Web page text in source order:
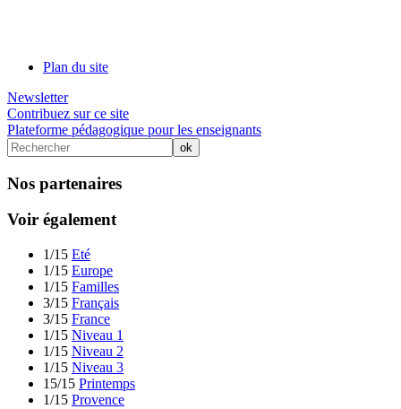
Plan du site
Newsletter
Contribuez sur ce site
Plateforme pédagogique pour les enseignants
Nos partenaires
Voir également
1/15 Eté
1/15 Europe
1/15 Familles
3/15 Français
3/15 France
1/15 Niveau 1
1/15 Niveau 2
1/15 Niveau 3
15/15 Printemps
1/15 Provence